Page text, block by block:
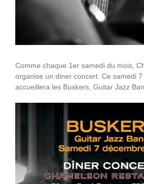
Comme chaque 1er samedi du mois,
organise un diner concert. Ce samedi
accueillera les Buskers, Guitar Jazz